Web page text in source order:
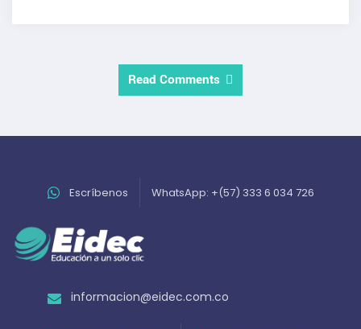
Read Comments
Escríbenos WhatsApp: +(57) 333 6 034 726
informacion@eidec.com.co